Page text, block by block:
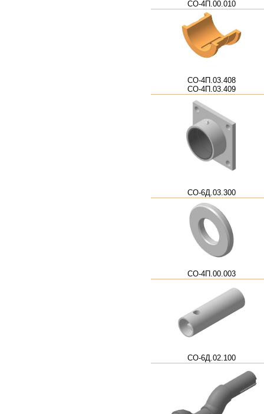
СО-4П.00.010
СО-4П.03.408
СО-4П.03.409
СО-6Д.03.300
СО-4П.00.003
СО-6Д.02.100